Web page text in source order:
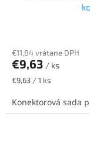
€11,84 vrátane DPH
€9,63 / ks
Jednotková
€9,63 / 1 ks
Konektorová sada